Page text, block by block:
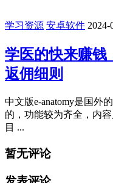
学习资源 安卓软件 2024-
学医的快来赚钱
返佣细则
中文版e-anatomy是国外
的，功能较为齐全，内
目 ...
暂无评论